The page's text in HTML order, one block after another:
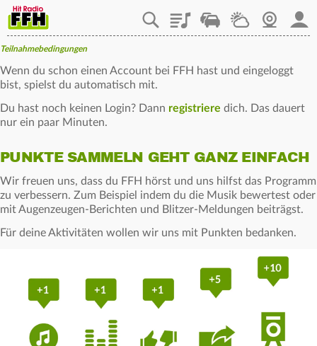
PlaylistStaupilotWetterWebcam
Teilnahmebedingungen
Wenn du schon einen Account bei FFH hast und eingeloggt
bist, spielst du automatisch mit.
Du hast noch keinen Login? Dann registriere dich. Das dauert
nur ein paar Minuten.
PUNKTE SAMMELN GEHT GANZ EINFACH
Wir freuen uns, dass du FFH hörst und uns hilfst das Programm
zu verbessern. Zum Beispiel indem du die Musik bewertest oder
mit Augenzeugen-Berichten und Blitzer-Meldungen beiträgst.
Für deine Aktivitäten wollen wir uns mit Punkten bedanken.